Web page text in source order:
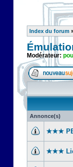
Index du forum
Modérateur:
Annonce(s)
★★★
★★★